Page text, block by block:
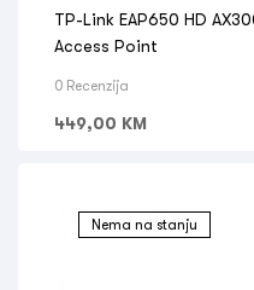
TP-Link EAP650 HD
Access Point
0 Recenzija
449,00 KM
Nema na stanju